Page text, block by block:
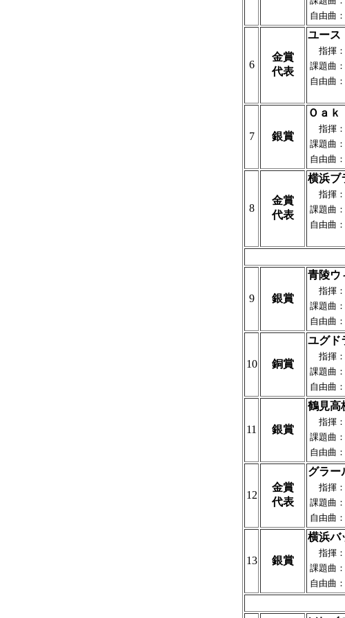
自由曲：
6
金賞
代表
ユース
指揮：
課題曲：
自由曲：
7 銀賞
Ｏａ
指揮：
課題曲：
自由曲：
8
金賞
代表
横浜ブ
指揮：
課題曲：
自由曲：
9 銀賞
青陵ウ
指揮：
課題曲：
自由曲：
10 銅賞
ユグド
指揮：
課題曲：
自由曲：
11 銀賞
鶴見高
指揮：
課題曲：
自由曲：
12
金賞
代表
グラ
指揮：
課題曲：
自由曲：
13 銀賞
横浜バ
指揮：
課題曲：
自由曲：